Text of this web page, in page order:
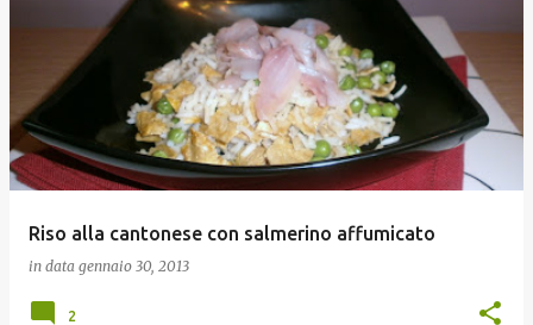
Riso alla cantonese con salmerino affumicato
in data gennaio 30, 2013
2